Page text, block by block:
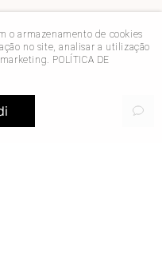
o armazenamento de cookies
no site, analisar a utilização
POLÍTICA DE